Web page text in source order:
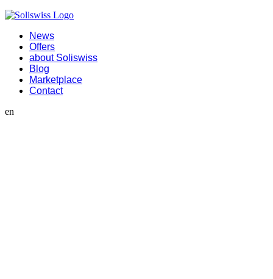
News
Offers
about Soliswiss
Blog
Marketplace
Contact
en